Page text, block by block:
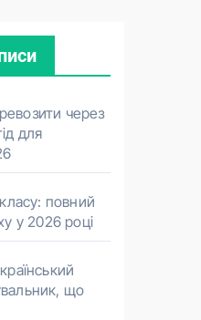
через
для
повний
у 2026 році
що